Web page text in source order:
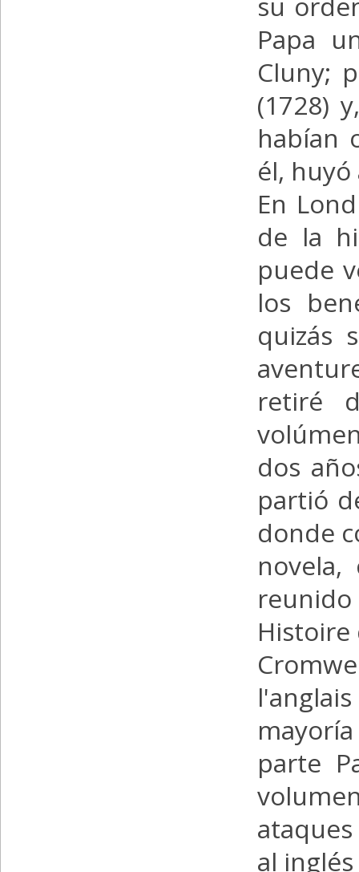
Papa
Cluny;
(1728)
habían
él,
En
de la
puede
los
quizás
retiré
dos
partió
donde
reunido
parte
al